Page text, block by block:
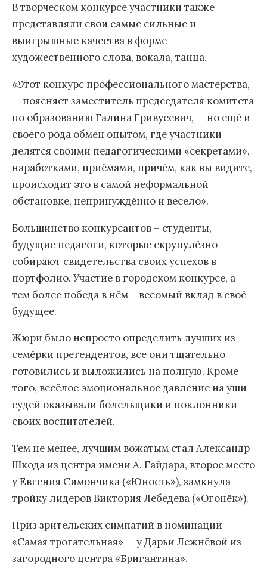
В творческом конкурсе участники также
представляли свои самые сильные и
выигрышные качества в форме
художественного слова, вокала, танца.
«Этот конкурс профессионального мастерства,
— поясняет заместитель председателя комитета
по образованию Галина Гривусевич, — но ещё и
своего рода обмен опытом, где участники
делятся своими педагогическими «секретами»,
наработками, приёмами, причём, как вы видите,
происходит это в самой неформальной
обстановке, непринуждённо и весело».
Большинство конкурсантов – студенты,
будущие педагоги, которые скрупулёзно
собирают свидетельства своих успехов в
портфолио. Участие в городском конкурсе, а
тем более победа в нём – весомый вклад в своё
будущее.
Жюри было непросто определить лучших из
семёрки претендентов, все они тщательно
готовились и выложились на полную. Кроме
того, весёлое эмоциональное давление на уши
судей оказывали болельщики и поклонники
своих воспитателей.
Тем не менее, лучшим вожатым стал Александр
Шкода из центра имени А. Гайдара, второе место
у Евгения Симончика («Юность»), замкнула
тройку лидеров Виктория Лебедева («Огонёк»).
Приз зрительских симпатий в номинации
«Самая трогательная» — у Дарьи Лежнёвой из
загородного центра «Бригантина».